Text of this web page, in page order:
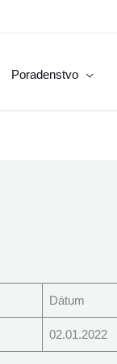
Poradenstvo
Dátum
02.01.2022